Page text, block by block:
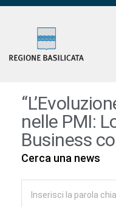
nelle PMI:
Business
Cerca una news